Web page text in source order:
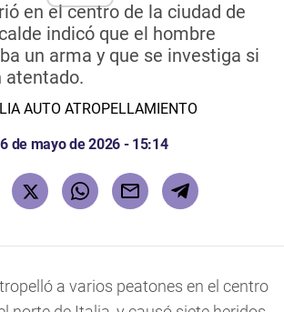
en el centro de la ciudad de
indicó que el hombre
un arma y que se investiga si
atentado.
de mayo de 2026 - 15:14
a varios peatones en el centro